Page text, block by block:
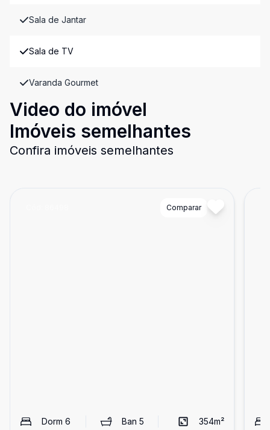
Sala de Jantar
Sala de TV
Varanda Gourmet
Video do imóvel
Imóveis semelhantes
Confira imóveis semelhantes
Comparar
Dorm 6 Ban5 354m²